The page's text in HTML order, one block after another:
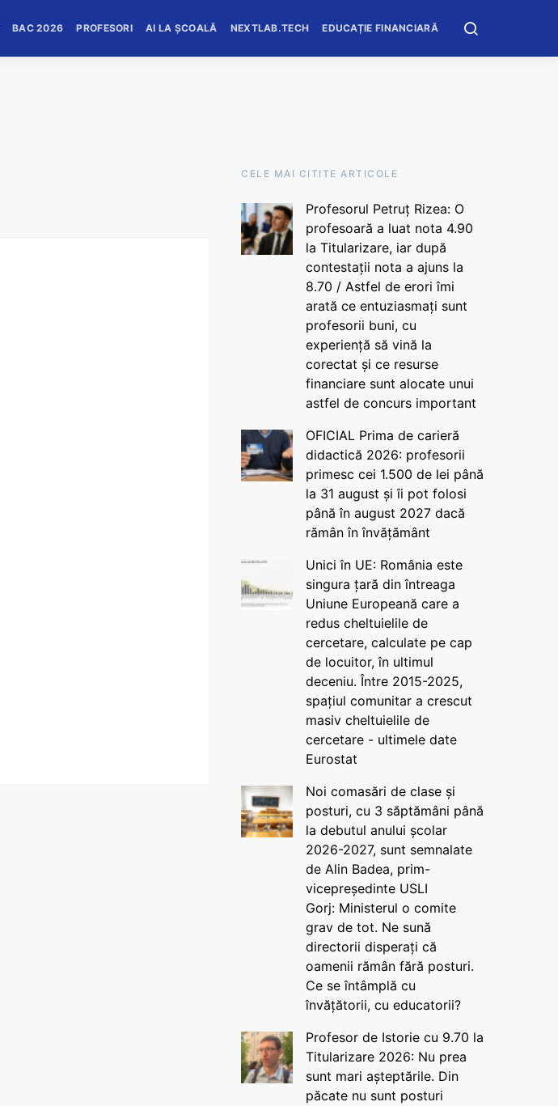
BAC 2026 PROFESORI AI LA ȘCOALĂ NEXTLAB.TECH EDUCAȚIE FINANCIARĂ
CELE MAI CITITE ARTICOLE
Profesorul Petruț Rizea: O
profesoară a luat nota 4.90
la Titularizare, iar după
contestații nota a ajuns la
8.70 / Astfel de erori îmi
arată ce entuziasmați sunt
profesorii buni, cu
experiență să vină la
corectat și ce resurse
financiare sunt alocate unui
astfel de concurs important
OFICIAL Prima de carieră
didactică 2026: profesorii
primesc cei 1.500 de lei până
la 31 august și îi pot folosi
până în august 2027 dacă
rămân în învățământ
Unici în UE: România este
singura țară din întreaga
Uniune Europeană care a
redus cheltuielile de
cercetare, calculate pe cap
de locuitor, în ultimul
deceniu. Între 2015-2025,
spațiul comunitar a crescut
masiv cheltuielile de
cercetare - ultimele date
Eurostat
Noi comasări de clase și
posturi, cu 3 săptămâni până
la debutul anului școlar
2026-2027, sunt semnalate
de Alin Badea, prim-
vicepreședinte USLI
Gorj: Ministerul o comite
grav de tot. Ne sună
directorii disperați că
oamenii rămân fără posturi.
Ce se întâmplă cu
învățătorii, cu educatorii?
Profesor de Istorie cu 9.70 la
Titularizare 2026: Nu prea
sunt mari așteptările. Din
păcate nu sunt posturi